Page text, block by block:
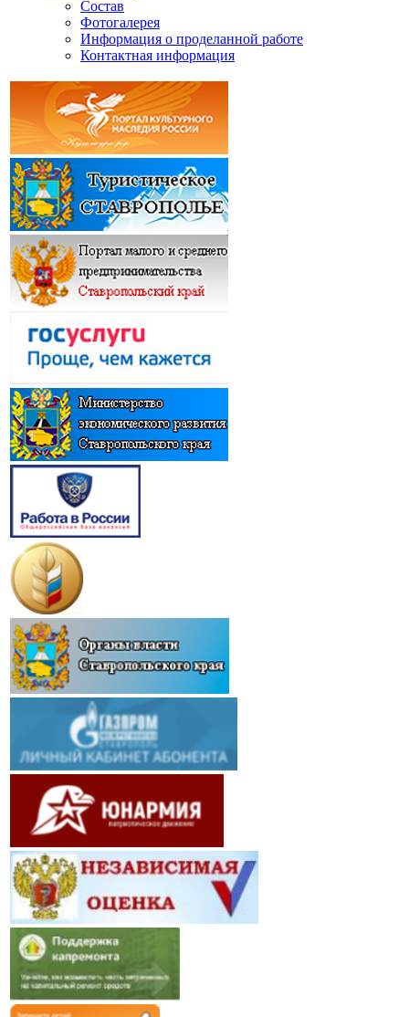
Состав
Фотогалерея
Информация о проделанной работе
Контактная информация